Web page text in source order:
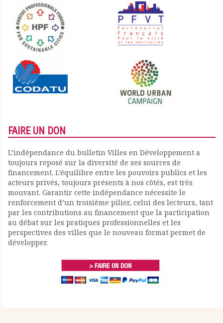
FAIRE UN DON
L’indépendance du bulletin Villes en Développement a
toujours reposé sur la diversité de ses sources de
financement. L’équilibre entre les pouvoirs publics et les
acteurs privés, toujours présents à nos côtés, est très
mouvant. Garantir cette indépendance nécessite le
renforcement d’un troisième pilier, celui des lecteurs, tant
par les contributions au financement que la participation
au débat sur les pratiques professionnelles et les
perspectives des villes que le nouveau format permet de
développer.